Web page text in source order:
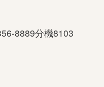
8889分機8103